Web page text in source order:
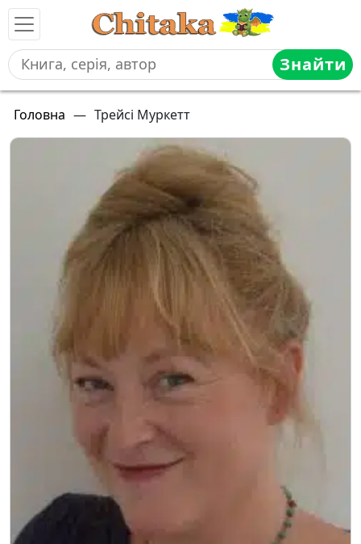
Знайти
Головна — Трейсі Муркетт